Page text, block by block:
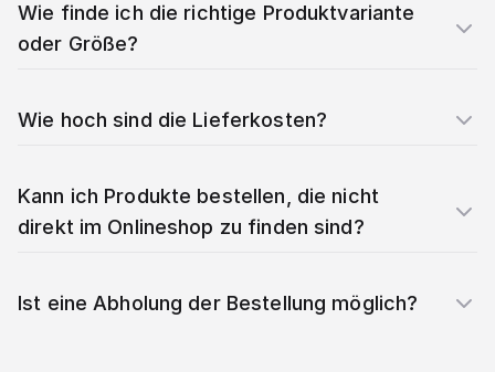
Wie finde ich die richtige Produktvariante
oder Größe?
Wie hoch sind die Lieferkosten?
Kann ich Produkte bestellen, die nicht
direkt im Onlineshop zu finden sind?
Ist eine Abholung der Bestellung möglich?